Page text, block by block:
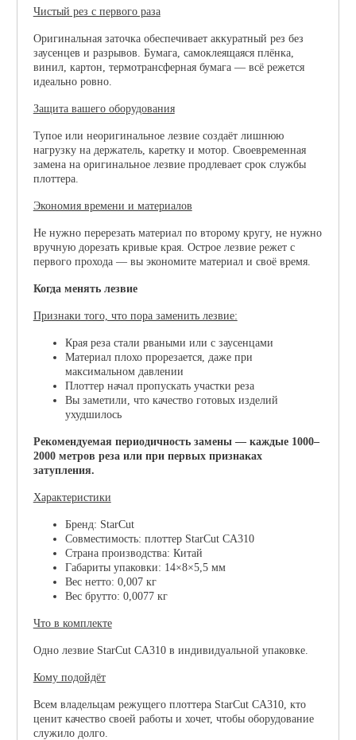
Чистый рез с первого раза
Оригинальная заточка обеспечивает аккуратный рез без
заусенцев и разрывов. Бумага, самоклеящаяся плёнка,
винил, картон, термотрансферная бумага — всё режется
идеально ровно.
Защита вашего оборудования
Тупое или неоригинальное лезвие создаёт лишнюю
нагрузку на держатель, каретку и мотор. Своевременная
замена на оригинальное лезвие продлевает срок службы
плоттера.
Экономия времени и материалов
Не нужно перерезать материал по второму кругу, не нужно
вручную дорезать кривые края. Острое лезвие режет с
первого прохода — вы экономите материал и своё время.
Когда менять лезвие
Признаки того, что пора заменить лезвие:
Края реза стали рваными или с заусенцами
Материал плохо прорезается, даже при
максимальном давлении
Плоттер начал пропускать участки реза
Вы заметили, что качество готовых изделий
ухудшилось
Рекомендуемая периодичность замены — каждые 1000–
2000 метров реза или при первых признаках
затупления.
Характеристики
Бренд: StarCut
Совместимость: плоттер StarCut CA310
Страна производства: Китай
Габариты упаковки: 14×8×5,5 мм
Вес нетто: 0,007 кг
Вес брутто: 0,0077 кг
Что в комплекте
Одно лезвие StarCut CA310 в индивидуальной упаковке.
Кому подойдёт
Всем владельцам режущего плоттера StarCut CA310, кто
ценит качество своей работы и хочет, чтобы оборудование
служило долго.